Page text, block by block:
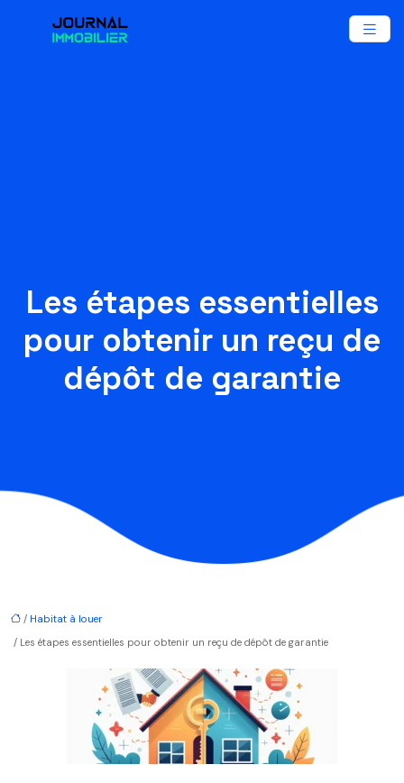
Les étapes essentielles
pour obtenir un reçu de
dépôt de garantie
/ Habitat à louer
/ Les étapes essentielles pour obtenir un reçu de dépôt de garantie